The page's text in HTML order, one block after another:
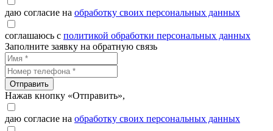
даю согласие на обработку своих персональных данных
соглашаюсь с политикой обработки персональных данных
Заполните заявку на обратную связь
Отправить
Нажав кнопку «Отправить»,
даю согласие на обработку своих персональных данных